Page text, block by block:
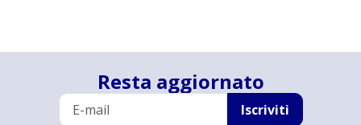
Resta aggiornato
Iscriviti